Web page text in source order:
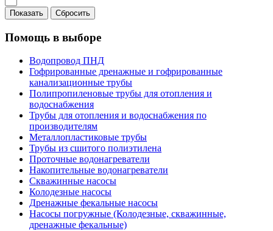
Показать Сбросить
Помощь в выборе
Водопровод ПНД
Гофрированные дренажные и гофрированные
канализационные трубы
Полипропиленовые трубы для отопления и
водоснабжения
Трубы для отопления и водоснабжения по
производителям
Металлопластиковые трубы
Трубы из сшитого полиэтилена
Проточные водонагреватели
Накопительные водонагреватели
Скважинные насосы
Колодезные насосы
Дренажные фекальные насосы
Насосы погружные (Колодезные, скважинные,
дренажные фекальные)